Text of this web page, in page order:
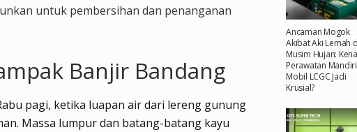
untuk pembersihan dan penanganan
Banjir Bandang
pagi, ketika luapan air dari lereng gunung
Massa lumpur dan batang-batang kayu
Ancaman Mogok
Akibat Aki Lemah
Musim Hujan:
Perawatan Mandiri
Mobil LCGC Jadi
Krusial?